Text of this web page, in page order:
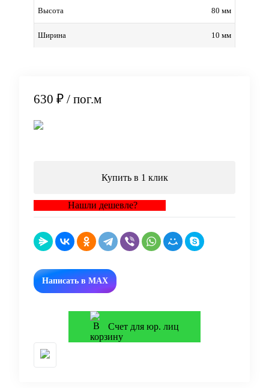
Высота 80 мм
Ширина 10 мм
630 ₽ / пог.м
Купить в 1 клик
Нашли дешевле?
Написать в MAX
Счет для юр. лиц